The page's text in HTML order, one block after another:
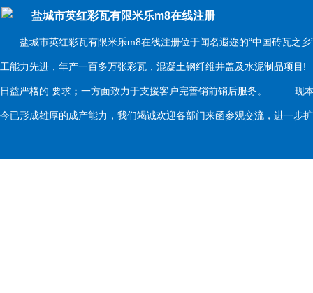
盐城市英红彩瓦有限米乐m8在线注册
盐城市英红彩瓦有限米乐m8在线注册位于闻名遐迩的“中国砖瓦之乡
工能力先进，年产一百多万张彩瓦，混凝土钢纤维井盖及水泥制品项
日益严格的 要求；一方面致力于支援客户完善销前销后服务。 现本
今已形成雄厚的成产能力，我们竭诚欢迎各部门来函参观交流，进一